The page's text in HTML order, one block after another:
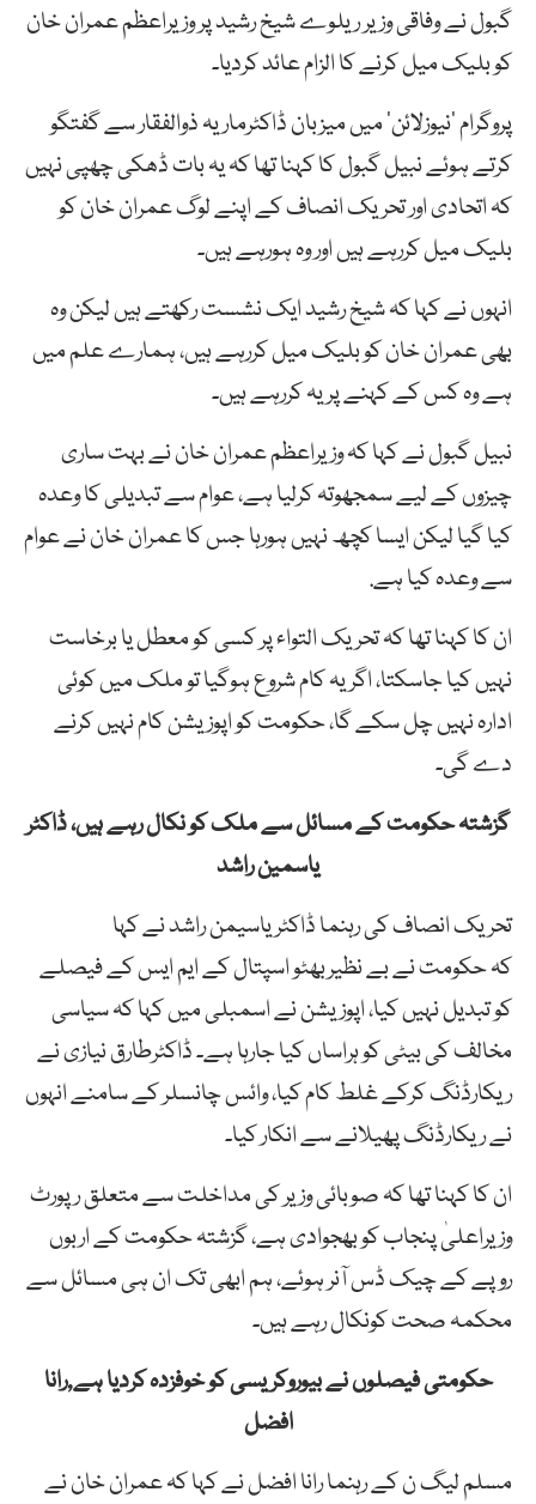
گبول نے وفاقی وزیر ریلوے شیخ رشید پر وزیراعظم عمران خان
کو بلیک میل کرنے کا الزام عائد کردیا۔
پروگرام ’نیوزلائن‘ میں میزبان ڈاکٹرماریہ ذوالفقار سے گفتگو
کرتے ہوئے نبیل گبول کا کہنا تھا کہ یہ بات ڈھکی چھپی نہیں
کہ اتحادی اور تحریک انصاف کے اپنے لوگ عمران خان کو
بلیک میل کررہے ہیں اور وہ ہورہے ہیں۔
انہوں نے کہا کہ شیخ رشید ایک نشست رکھتے ہیں لیکن وہ
بھی عمران خان کو بلیک میل کررہے ہیں، ہمارے علم میں
ہے وہ کس کے کہنے پر یہ کررہے ہیں۔
نبیل گبول نے کہا کہ وزیراعظم عمران خان نے بہت ساری
چیزوں کے لیے سمجھوتہ کرلیا ہے، عوام سے تبدیلی کا وعدہ
کیا گیا لیکن ایسا کچھ نہیں ہورہا جس کا عمران خان نے عوام
سے وعدہ کیا ہے.
ان کا کہنا تھا کہ تحریک التواء پر کسی کو معطل یا برخاست
نہیں کیا جاسکتا، اگر یہ کام شروع ہوگیا تو ملک میں کوئی
ادارہ نہیں چل سکے گا، حکومت کو اپوزیشن کام نہیں کرنے
دے گی۔
گزشتہ حکومت کے مسائل سے ملک کو نکال رہے ہیں، ڈاکٹر
یاسمین راشد
تحریک انصاف کی رہنما ڈاکٹر یاسیمن راشد نے کہا
کہ حکومت نے بے نظیربھٹو اسپتال کے ایم ایس کے فیصلے
کو تبدیل نہیں کیا، اپوزیشن نے اسمبلی میں کہا کہ سیاسی
مخالف کی بیٹی کو ہراساں کیا جارہا ہے۔ ڈاکٹرطارق نیازی نے
ریکارڈنگ کرکے غلط کام کیا، وائس چانسلر کے سامنے انہوں
نے ریکارڈنگ پھیلانے سے انکار کیا۔
ان کا کہنا تھا کہ صوبائی وزیر کی مداخلت سے متعلق رپورٹ
وزیراعلیٰ پنجاب کو بھجوادی ہے، گزشتہ حکومت کے اربوں
روپے کے چیک ڈس آنر ہوئے، ہم ابھی تک ان ہی مسائل سے
محکمہ صحت کونکال رہے ہیں۔
حکومتی فیصلوں نے بیوروکریسی کو خوفزدہ کردیا ہے,رانا
افضل
مسلم لیگ ن کے رہنما رانا افضل نے کہا کہ عمران خان نے